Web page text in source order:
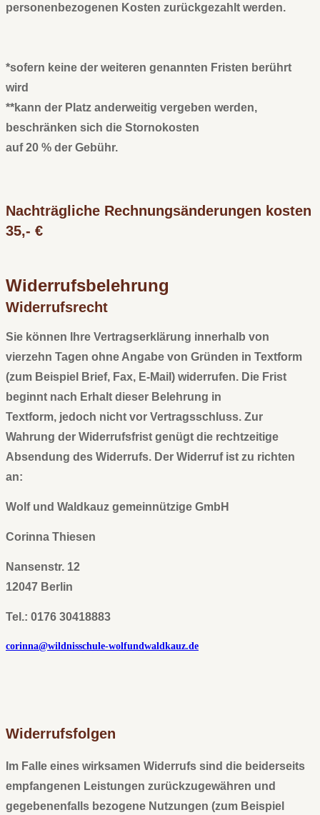
personenbezogenen Kosten zurückgezahlt werden.
*sofern keine der weiteren genannten Fristen berührt
wird
**kann der Platz anderweitig vergeben werden,
beschränken sich die Stornokosten
auf 20 % der Gebühr.
Nachträgliche Rechnungsänderungen kosten
35,- €
Widerrufsbelehrung
Widerrufsrecht
Sie können lhre Vertragserklärung innerhalb von
vierzehn Tagen ohne Angabe von Gründen in Textform
(zum Beispiel Brief, Fax, E-Mail) widerrufen. Die Frist
beginnt nach Erhalt dieser Belehrung in
Textform, jedoch nicht vor Vertragsschluss. Zur
Wahrung der Widerrufsfrist genügt die rechtzeitige
Absendung des Widerrufs. Der Widerruf ist zu richten
an:
Wolf und Waldkauz gemeinnützige GmbH
Corinna Thiesen
Nansenstr. 12
12047 Berlin
Tel.: 0176 30418883
corinna@wildnisschule-wolfundwaldkauz.de
Widerrufsfolgen
Im Falle eines wirksamen Widerrufs sind die beiderseits
empfangenen Leistungen zurückzugewähren und
gegebenenfalls bezogene Nutzungen (zum Beispiel